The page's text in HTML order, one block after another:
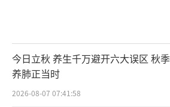
今日立秋 养生千万避开六大误区 秋季
养肺正当时
2026-08-07 07:41:58